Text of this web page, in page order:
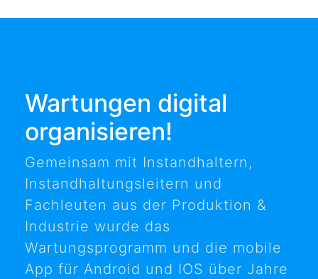
Wartungen digital
organisieren!
Gemeinsam mit Instandhaltern,
Instandhaltungsleitern und
Fachleuten aus der Produktion &
Industrie wurde das
Wartungsprogramm und die mobile
App für Android und IOS über Jahre